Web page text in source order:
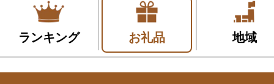
ランキング お礼品 地域